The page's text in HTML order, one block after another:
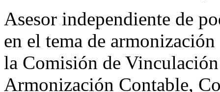
Asesor independiente de
en el tema de
la Comisión de
Armonización Contable,